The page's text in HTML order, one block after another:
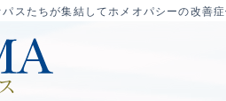
スたちが集結してホメオパシーの改善